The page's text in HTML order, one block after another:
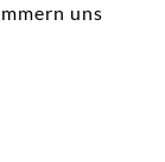
uns